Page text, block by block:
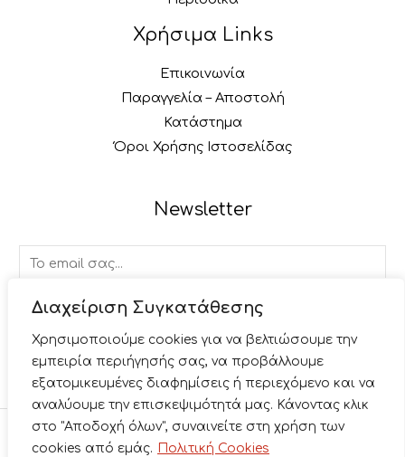
Διαχείριση Συγκατάθεσης
Χρησιμοποιούμε cookies για να βελτιώσουμε την
εμπειρία περιήγησής σας, να προβάλλουμε
εξατομικευμένες διαφημίσεις ή περιεχόμενο και να
αναλύουμε την επισκεψιμότητά μας. Κάνοντας κλικ
στο "Αποδοχή όλων", συναινείτε στη χρήση των
cookies από εμάς. Πολιτική Cookies
Χρήσιμα Links
Επικοινωνία
Παραγγελία – Αποστολή
Κατάστημα
Όροι Χρήσης Ιστοσελίδας
Newsletter
m
Copyright © 2026 Paliacomicsbabis. Κατασκευή